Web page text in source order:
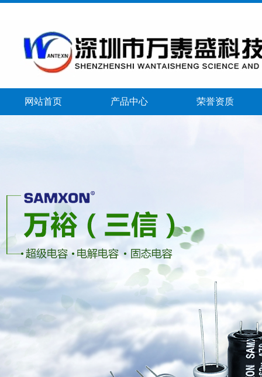
网站首页 产品中心 荣誉资质